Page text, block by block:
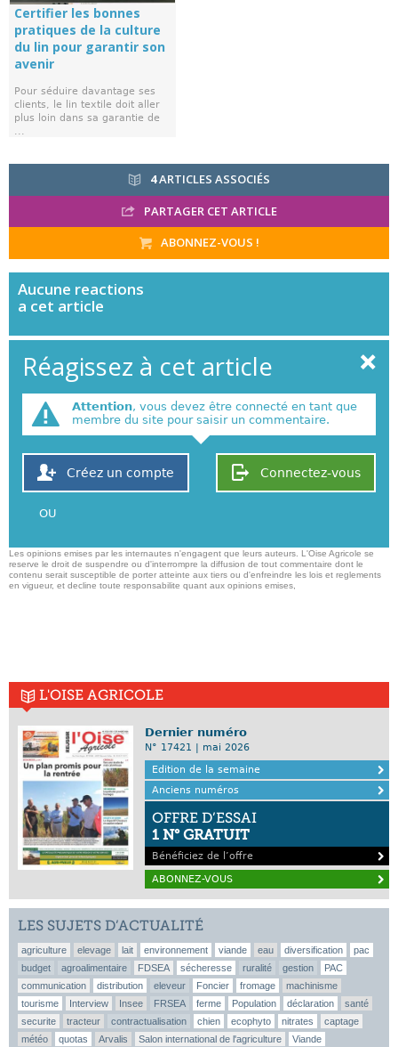
Certifier les bonnes
pratiques de la culture
du lin pour garantir son
avenir
Pour séduire davantage ses
clients, le lin textile doit aller
plus loin dans sa garantie de
...
4ARTICLES ASSOCIÉS
PARTAGER CET ARTICLE
ABONNEZ-VOUS !
Aucune reactions
a cet article
Réagissez à cet article
Attention, vous devez être connecté en tant que
membre du site pour saisir un commentaire.
Connectez-vous
Créez un compte
OU
Les opinions emises par les internautes n'engagent que leurs auteurs. L'Oise Agricole se
reserve le droit de suspendre ou d'interrompre la diffusion de tout commentaire dont le
contenu serait susceptible de porter atteinte aux tiers ou d'enfreindre les lois et reglements
en vigueur, et decline toute responsabilite quant aux opinions emises,
L'OISE AGRICOLE
Dernier numéro
N° 17421 | mai 2026
Edition de la semaine
Anciens numéros
OFFRE D’ESSAI
1 N° GRATUIT
Bénéficiez de l’offre
ABONNEZ-VOUS
LES SUJETS D’ACTUALITÉ
agriculture elevage lait environnement viande eau diversification
pac
budget
agroalimentaire FDSEA sécheresse ruralité gestion
PAC
communication
distribution eleveur Foncier fromage
machinisme
tourisme
Interview Insee FRSEA ferme Population déclaration
santé
securite
tracteur contractualisation chien ecophyto nitrates
captage
météo
quotas Arvalis Salon international de l'agriculture Viande